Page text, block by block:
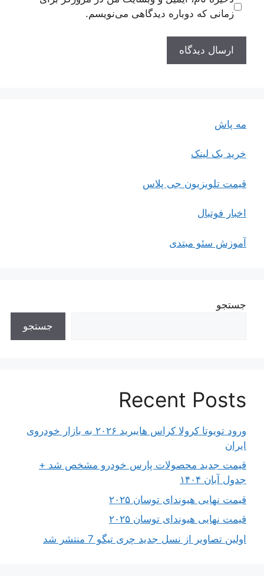
زمانی که دوباره دیدگاهی می‌نویسم.
مه پاش
خرید بک لینک
قیمت تلویزیون جی پلاس
اخبار فوتبال
آموزش سئو مبتدی
جستجو
جستجو
Recent Posts
ورود تویوتا کرولا کراس هایبرید ۲۰۲۶ به بازار خودروی
ایران
قیمت جدید محصولات پارس خودرو مشخص شد +
جدول آبان ۱۴۰۴
قیمت نهایی هیوندای توسان ۲۰۲۵
قیمت نهایی هیوندای توسان ۲۰۲۵
اولین تصاویر از نسل جدید چری تیگو 7 منتشر شد